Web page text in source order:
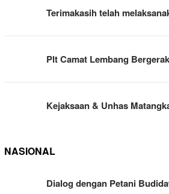
Terimakasih telah
Plt Camat Lembang
Kejaksaan & Unhas
NASIONAL
Dialog dengan Petani